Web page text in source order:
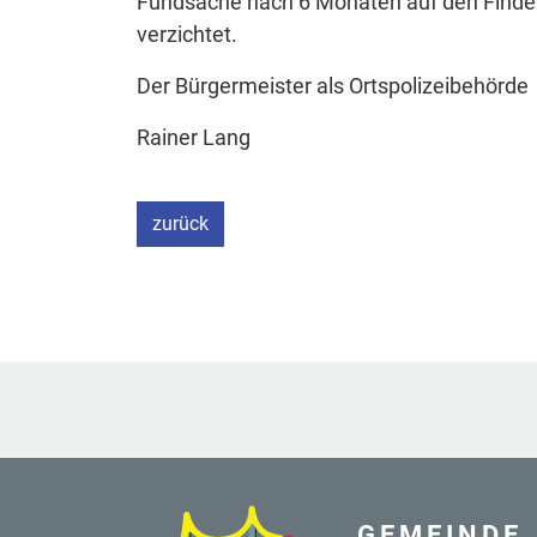
verzichtet.
Der Bürgermeister als Ortspolizeibehörde
Rainer Lang
zurück